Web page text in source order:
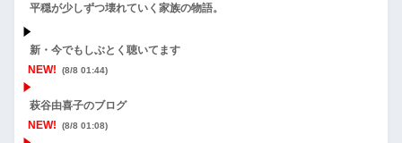
平穏が少しずつ壊れていく家族の物語。
新・今でもしぶとく聴いてます
NEW!
(8/8 01:44)
萩谷由喜子のブログ
NEW!
(8/8 01:08)